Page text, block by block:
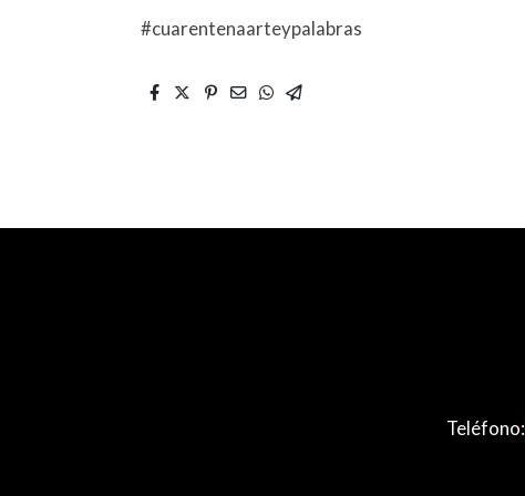
#cuarentenaarteypalabras
Teléfono: